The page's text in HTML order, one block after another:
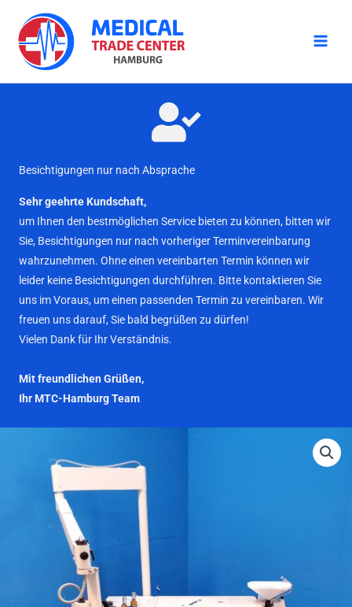
Inhalt
springen
Besichtigungen nur nach Absprache
Sehr geehrte Kundschaft,
um Ihnen den bestmöglichen Service bieten zu können, bitten wir
Sie, Besichtigungen nur nach vorheriger Terminvereinbarung
wahrzunehmen. Ohne einen vereinbarten Termin können wir
leider keine Besichtigungen durchführen. Bitte kontaktieren Sie
uns im Voraus, um einen passenden Termin zu vereinbaren. Wir
freuen uns darauf, Sie bald begrüßen zu dürfen!
Vielen Dank für Ihr Verständnis.
Mit freundlichen Grüßen,
Ihr MTC-Hamburg Team